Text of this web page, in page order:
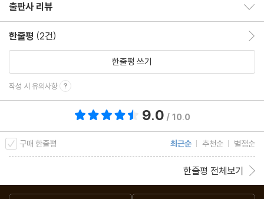
그는 1920년 일리노이 주에서 전기 배선공 아버지를 둔 가정에서
태어났다. 그의 유년 시절은 매우 행복한 것으로 나중에 소설과 회고
록 등에서 묘사되었다. 어릴 때부터, 서커스단의 마술사를 흠모하고,
어드벤처와 판타지 소설을 많이 읽었으며, 그것이 향후 그의 진로를
결정했다고 할 수 있다.
소설 속 영웅들처럼 영원히 살겠다는 것이 결심의 동기였다고 한다.
1934년 가족들이 캘리포니아 주로 이주하면서, 그는 LA 에서 고등
출판사 리뷰
한줄평 (2건)
한줄평 쓰기
작성 시 유의사항
9.0 / 10.0
구매 한줄평 최근순 추천순 별점순
한줄평 전체보기